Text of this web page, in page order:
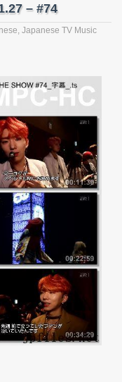
– #74
, Japanese TV Music